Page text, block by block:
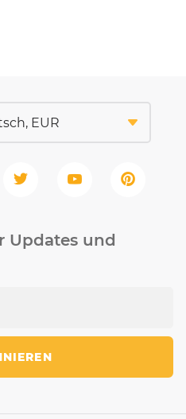
Updates und